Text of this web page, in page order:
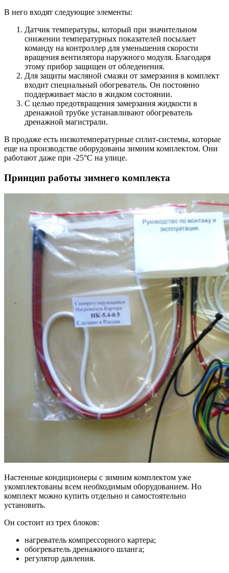
В него входят следующие элементы:
Датчик температуры, который при значительном
снижении температурных показателей посылает
команду на контроллер для уменьшения скорости
вращения вентилятора наружного модуля. Благодаря
этому прибор защищен от обледенения.
Для защиты масляной смазки от замерзания в комплект
входит специальный обогреватель. Он постоянно
поддерживает масло в жидком состоянии.
С целью предотвращения замерзания жидкости в
дренажной трубке устанавливают обогреватель
дренажной магистрали.
В продаже есть низкотемпературные сплит-системы, которые
еще на производстве оборудованы зимним комплектом. Они
работают даже при -25°С на улице.
Принцип работы зимнего комплекта
Настенные кондиционеры с зимним комплектом уже
укомплектованы всем необходимым оборудованием. Но
комплект можно купить отдельно и самостоятельно
установить.
Он состоит из трех блоков:
нагреватель компрессорного картера;
обогреватель дренажного шланга;
регулятор давления.